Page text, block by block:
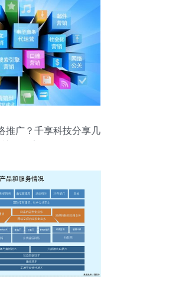
推广？千享科技分享几